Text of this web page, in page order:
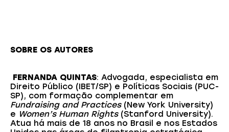
SOBRE OS AUTORES
FERNANDA QUINTAS: Advogada, especialista em
Direito Público (IBET/SP) e Políticas Sociais (PUC-
SP), com formação complementar em
Fundraising and Practices(New York University)
e Women’s Human Rights(Stanford University).
Atua há mais de 18 anos no Brasil e nos Estados